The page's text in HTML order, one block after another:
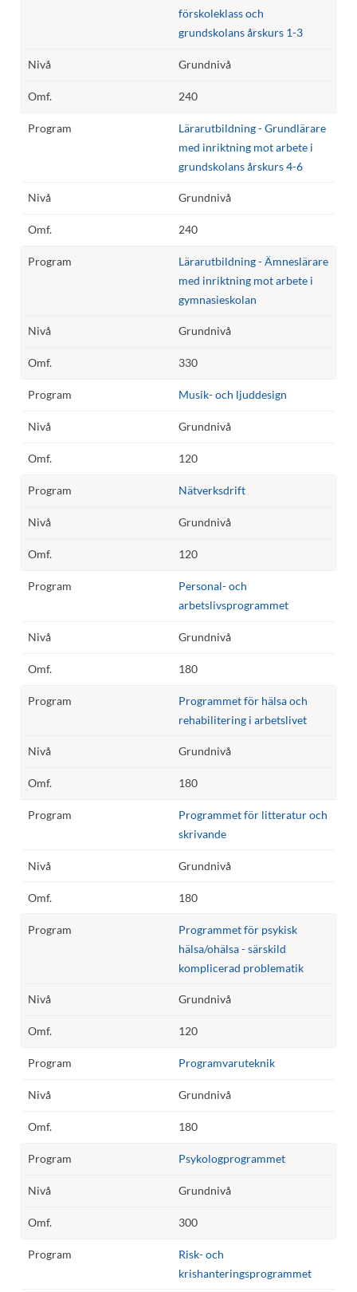
förskoleklass och
grundskolans årskurs 1-3
Grundnivå
240
Lärarutbildning - Grundlärare
med inriktning mot arbete i
grundskolans årskurs 4-6
Grundnivå
240
Lärarutbildning - Ämneslärare
med inriktning mot arbete i
gymnasieskolan
Grundnivå
330
Musik- och ljuddesign
Grundnivå
120
Nätverksdrift
Grundnivå
120
Personal- och
arbetslivsprogrammet
Grundnivå
180
Programmet för hälsa och
rehabilitering i arbetslivet
Grundnivå
180
Programmet för litteratur och
skrivande
Grundnivå
180
Programmet för psykisk
hälsa/ohälsa - särskild
komplicerad problematik
Grundnivå
120
Programvaruteknik
Grundnivå
180
Psykologprogrammet
Grundnivå
300
Risk- och
krishanteringsprogrammet